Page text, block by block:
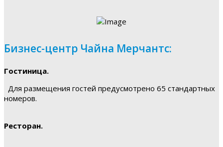
Бизнес-центр Чайна Мерчантс:
Гостиница.
Для размещения гостей предусмотрено 65 стандартных
номеров.
Ресторан.